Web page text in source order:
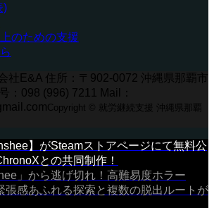
)
のための支援
E&A 住所：〒902-0072 沖縄県那覇市
：098 (996) 7211 Mail：
Copyright © 就労継続支援 沖縄県那覇
】がSteamストアページにて無料公
との共同制作！
」から逃げ切れ！高難易度ホラー
張感あふれる探索と複数の脱出ルートが